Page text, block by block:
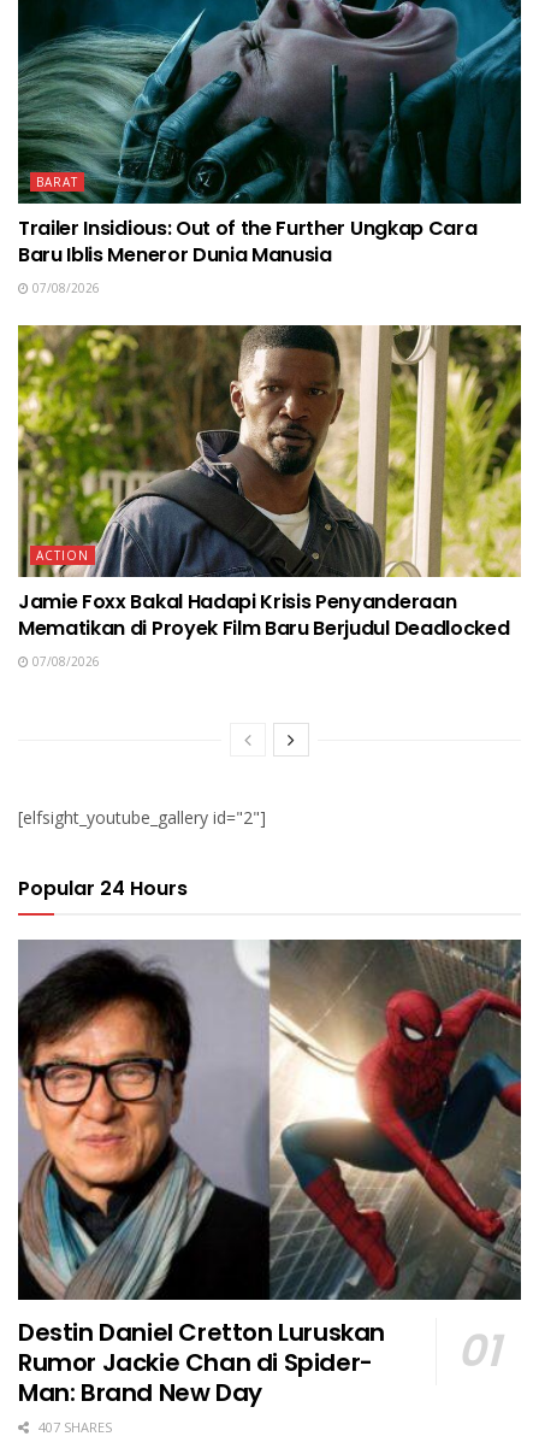
BARAT
Trailer Insidious: Out of the Further Ungkap Cara
Baru Iblis Meneror Dunia Manusia
07/08/2026
ACTION
Jamie Foxx Bakal Hadapi Krisis Penyanderaan
Mematikan di Proyek Film Baru Berjudul Deadlocked
07/08/2026
[elfsight_youtube_gallery id="2"]
Popular 24 Hours
Destin Daniel Cretton Luruskan
Rumor Jackie Chan di Spider-
Man: Brand New Day
407 SHARES